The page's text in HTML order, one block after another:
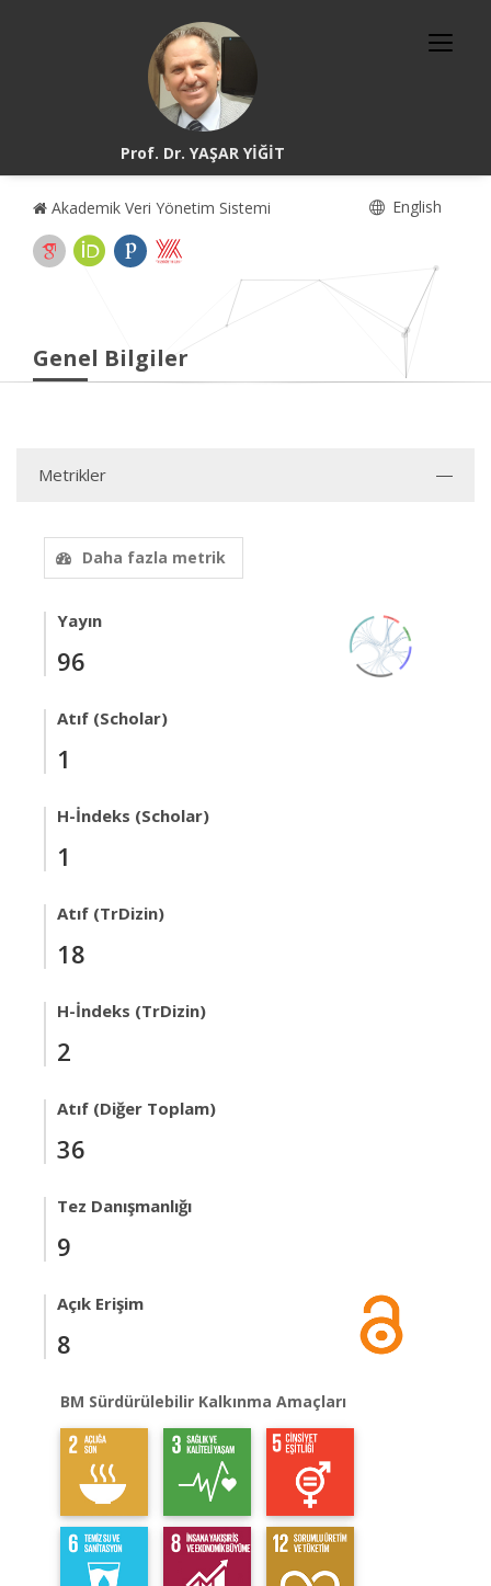
Prof. Dr. YAŞAR YİĞİT
Akademik Veri Yönetim Sistemi English
Genel Bilgiler
Metrikler
Daha fazla metrik
Yayın
96
Atıf (Scholar)
1
H-İndeks (Scholar)
1
Atıf (TrDizin)
18
H-İndeks (TrDizin)
2
Atıf (Diğer Toplam)
36
Tez Danışmanlığı
9
Açık Erişim
8
BM Sürdürülebilir Kalkınma Amaçları